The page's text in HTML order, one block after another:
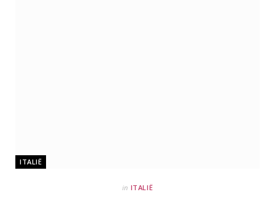
ITALIË
in ITALIË